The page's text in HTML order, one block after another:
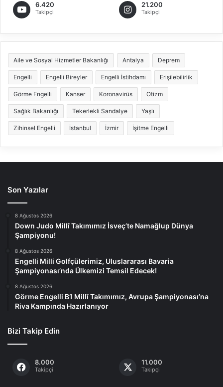
6.420
Takipçi
21.200
Takipçi
Aile ve Sosyal Hizmetler Bakanlığı Antalya Deprem
Engelli Engelli Bireyler Engelli İstihdamı Erişilebilirlik
Görme Engelli Kanser Koronavirüs Otizm
Sağlık Bakanlığı Tekerlekli Sandalye Yaşlı
Zihinsel Engelli İstanbul İzmir İşitme Engelli
Son Yazılar
8 Ağustos 2026
Down Judo Millî Takımımız İsveç’te Namağlup Dünya
Şampiyonu!
8 Ağustos 2026
Engelli Milli Golfçülerimiz, Uluslararası Bavaria
Şampiyonası’nda Ülkemizi Temsil Edecek!
8 Ağustos 2026
Görme Engelli B1 Millî Takımımız, Avrupa Şampiyonası’na
Riva Kampında Hazırlanıyor
Bizi Takip Edin
8.000
Takipçi
11.000
Takipçi